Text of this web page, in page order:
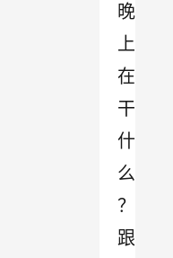
晚
上
在
干
什
么
？
跟